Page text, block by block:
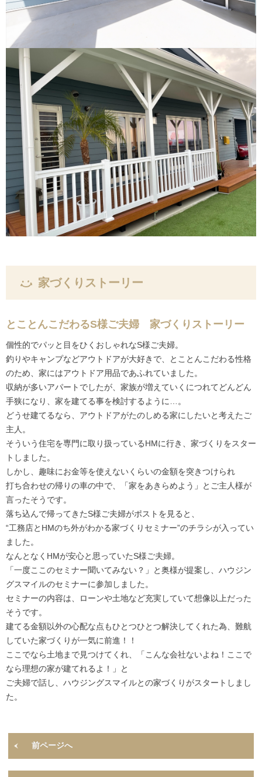
家づくりストーリー
とことんこだわるS様ご夫婦 家づくりストーリー
個性的でパッと目をひくおしゃれなS様ご夫婦。
釣りやキャンプなどアウトドアが大好きで、とことんこだわる性格
のため、家にはアウトドア用品であふれていました。
収納が多いアパートでしたが、家族が増えていくにつれてどんどん
手狭になり、家を建てる事を検討するように…。
どうせ建てるなら、アウトドアがたのしめる家にしたいと考えたご
主人。
そういう住宅を専門に取り扱っているHMに行き、家づくりをスター
トしました。
しかし、趣味にお金等を使えないくらいの金額を突きつけられ
打ち合わせの帰りの車の中で、「家をあきらめよう」とご主人様が
言ったそうです。
落ち込んで帰ってきたS様ご夫婦がポストを見ると、
“工務店とHMのち外がわかる家づくりセミナー”のチラシが入ってい
ました。
なんとなくHMが安心と思っていたS様ご夫婦。
「一度ここのセミナー聞いてみない？」と奥様が提案し、ハウジン
グスマイルのセミナーに参加しました。
セミナーの内容は、ローンや土地など充実していて想像以上だった
そうです。
建てる金額以外の心配な点もひとつひとつ解決してくれた為、難航
していた家づくりが一気に前進！！
ここでなら土地まで見つけてくれ、「こんな会社ないよね！ここで
なら理想の家が建てれるよ！」と
ご夫婦で話し、ハウジングスマイルとの家づくりがスタートしまし
た。
前ページへ